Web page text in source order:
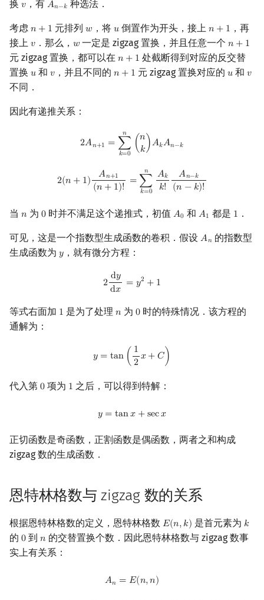
换 𝑣
v，有 𝐴𝑛−𝑘
An−k 种选法．
考虑 𝑛 + 1
n +1 元排列𝑤
w ，将 𝑢
u倒置作为开头，接上 𝑛 + 1
n+1
，再
接上 𝑣
v．那么， 𝑤
w 一定是 zigzag 置换，并且任意一个𝑛 + 1
n +1
元 zigzag 置换，都可以在 𝑛 + 1
n +1
处截断得到对应的反交替
置换 𝑢
u 和𝑣
v，并且不同的 𝑛 + 1
n+1 元 zigzag 置换对应的𝑢
u 和𝑣
v
不同．
因此有递推关系：
2𝐴𝑛+1 =
𝑛
∑
𝑘=0
(𝑛
𝑘 )𝐴𝑘𝐴𝑛−𝑘
A k=0n (nk) k n
2(𝑛 + 1) 𝐴𝑛+1
(𝑛 + 1)! =
𝑛
∑
𝑘=0
𝐴𝑘
𝑘!
𝐴𝑛−𝑘
(𝑛 − 𝑘)!
n n (n+1) 0nA kk!A −k(n−
当 𝑛
n 为 0
0时并不满足这个递推式，初值 𝐴0
A0 和 𝐴1
A1 都是 1
1 ．
可见，这是一个指数型生成函数的卷积．假设 𝐴𝑛
An 的指数型
生成函数为 𝑦
y，就有微分方程：
2 d𝑦
d𝑥 = 𝑦2 + 1
2dy y2
等式右面加 1
1 是为了处理 𝑛
n 为 0
0时的特殊情况．该方程的
通解为：
𝑦 = tan ( 1
2𝑥+𝐶)
= tan( 12 C
代入第 0
0 项为 1
1 之后，可以得到特解：
𝑦 = tan𝑥 +sec𝑥
y=tan x+ secx
正切函数是奇函数，正割函数是偶函数，两者之和构成
zigzag 数的生成函数．
恩特林格数与 zigzag 数的关系
根据恩特林格数的定义，恩特林格数 𝐸(𝑛,𝑘)
E(n,k ) 是首元素为 𝑘
k
的 0
0 到 𝑛
n 的交替置换个数．因此恩特林格数与 zigzag 数事
实上有关系：
𝐴𝑛 = 𝐸(𝑛,𝑛)
n= E(n,n )